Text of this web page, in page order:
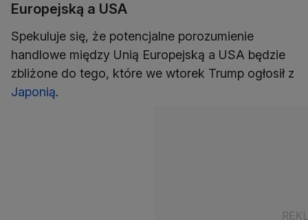
Europejską a USA
Spekuluje się, że potencjalne porozumienie
handlowe między Unią Europejską a USA będzie
zbliżone do tego, które we wtorek Trump ogłosił z
Japonią.